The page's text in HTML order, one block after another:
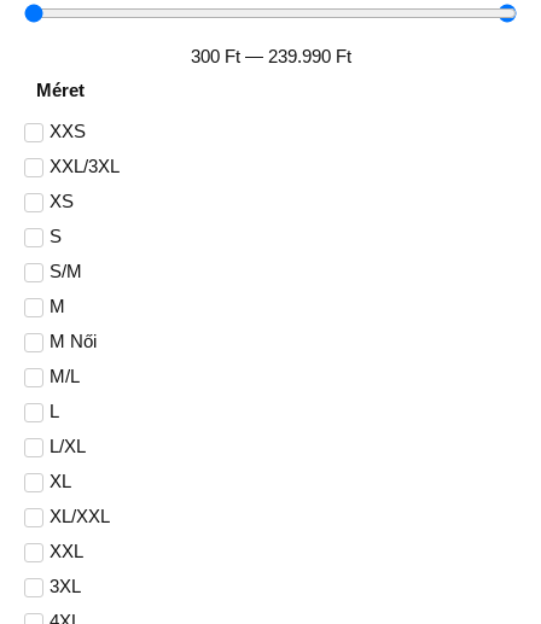
300 Ft— 239.990 Ft
Méret
XXS
XXL/3XL
XS
S
S/M
M
M Női
M/L
L
L/XL
XL
XL/XXL
XXL
3XL